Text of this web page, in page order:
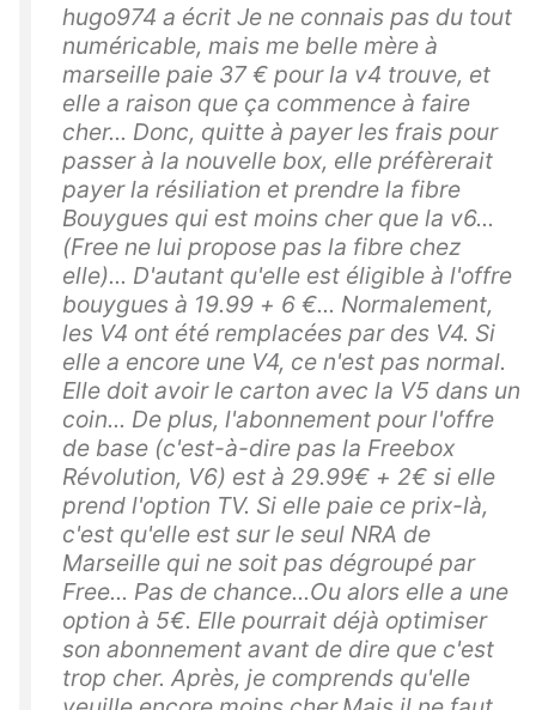
hugo974 a écrit Je ne connais pas du tout
numéricable, mais me belle mère à
marseille paie 37 € pour la v4 trouve, et
elle a raison que ça commence à faire
cher... Donc, quitte à payer les frais pour
passer à la nouvelle box, elle préfèrerait
payer la résiliation et prendre la fibre
Bouygues qui est moins cher que la v6...
(Free ne lui propose pas la fibre chez
elle)... D'autant qu'elle est éligible à l'offre
bouygues à 19.99 + 6 €... Normalement,
les V4 ont été remplacées par des V4. Si
elle a encore une V4, ce n'est pas normal.
Elle doit avoir le carton avec la V5 dans un
coin... De plus, l'abonnement pour l'offre
de base (c'est-à-dire pas la Freebox
Révolution, V6) est à 29.99€ + 2€ si elle
prend l'option TV. Si elle paie ce prix-là,
c'est qu'elle est sur le seul NRA de
Marseille qui ne soit pas dégroupé par
Free... Pas de chance...Ou alors elle a une
option à 5€. Elle pourrait déjà optimiser
son abonnement avant de dire que c'est
trop cher. Après, je comprends qu'elle